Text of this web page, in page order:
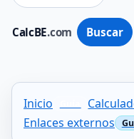
CalcBE.com Buscar
Inicio
Enlaces externos